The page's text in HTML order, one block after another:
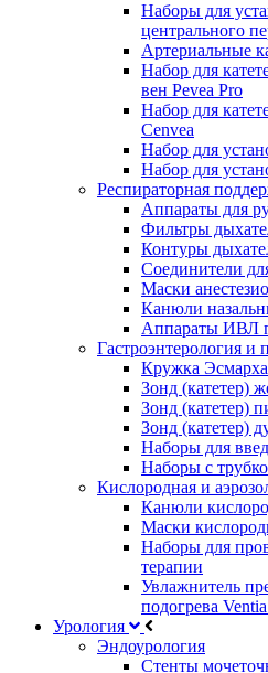
Наборы для
центрального
Артериальные
Набор для
вен Pevea Pro
Набор для
Cenvea
Набор для
Набор для
Респираторная
Аппараты для
Фильтры
Контуры
Соединители
Маски
Канюли
Аппараты ИВЛ
Гастроэнтерология и
Кружка Эсмарха
Зонд (катетер)
Зонд (катетер)
Зонд (катетер)
Наборы для
Наборы с
Кислородная и
Канюли
Маски
Наборы для
терапии
Увлажнитель
подогрева
Урология
Эндоурология
Стенты